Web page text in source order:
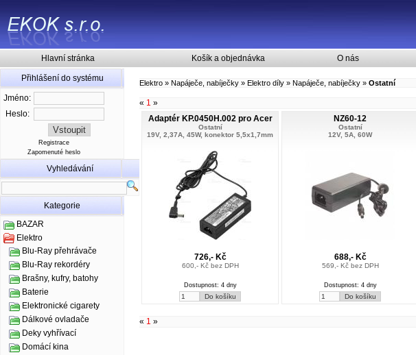
Hlavní stránka Košík a objednávka O nás
Přihlášení do systému
Jméno:
Heslo:
Registrace
Zapomenuté heslo
Vyhledávání
Kategorie
BAZAR
Elektro
Blu-Ray přehrávače
Blu-Ray rekordéry
Brašny, kufry, batohy
Baterie
Elektronické cigarety
Dálkové ovladače
Deky vyhřívací
Domácí kina
Elektro » Napáječe, nabíječky » Elektro díly » Napáječe, nabíječky » Ostatní
« 1 »
Adaptér KP.0450H.002 pro Acer
Ostatní
19V, 2,37A, 45W, konektor 5,5x1,7mm
726,- Kč
600,- Kč bez DPH
Dostupnost: 4 dny
NZ60-12
Ostatní
12V, 5A, 60W
688,- Kč
569,- Kč bez DPH
Dostupnost: 4 dny
« 1 »